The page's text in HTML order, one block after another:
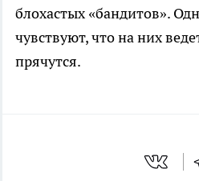
блохастых «бандитов».
чувствуют, что на них
прячутся.